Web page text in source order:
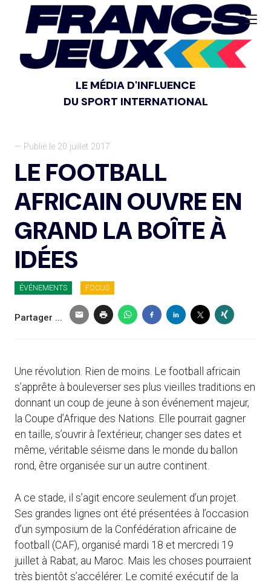
LE MÉDIA D'INFLUENCE
DU SPORT INTERNATIONAL
— Publié le 20 juillet 2017
LE FOOTBALL
AFRICAIN OUVRE EN
GRAND LA BOÎTE À
IDÉES
ÉVÉNEMENTS FOCUS
Partager ...
Une révolution. Rien de moins. Le football africain
s’apprête à bouleverser ses plus vieilles traditions en
donnant un coup de jeune à son événement majeur,
la Coupe d’Afrique des Nations. Elle pourrait gagner
en taille, s’ouvrir à l’extérieur, changer ses dates et
même, véritable séisme dans le monde du ballon
rond, être organisée sur un autre continent.
A ce stade, il s’agit encore seulement d’un projet.
Ses grandes lignes ont été présentées à l’occasion
d’un symposium de la Confédération africaine de
football (CAF), organisé mardi 18 et mercredi 19
juillet à Rabat, au Maroc. Mais les choses pourraient
très bientôt s’accélérer. Le comité exécutif de la